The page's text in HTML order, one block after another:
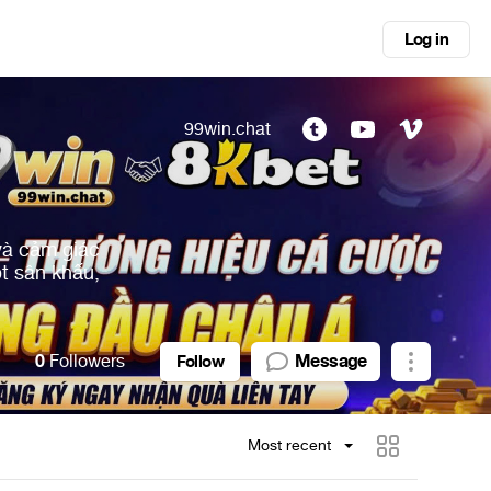
Log in
cảm giác
sân khấu,
99win.chat
0Followers Follow Message
Most recent